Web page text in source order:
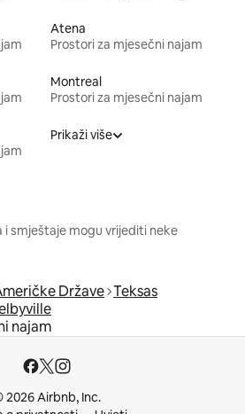
Atena
Prostori za mjesečni najam
Montreal
Prostori za mjesečni najam
Prikaži više
smještaje mogu vrijediti neke
Države Teksas
najam
2026 Airbnb, Inc.